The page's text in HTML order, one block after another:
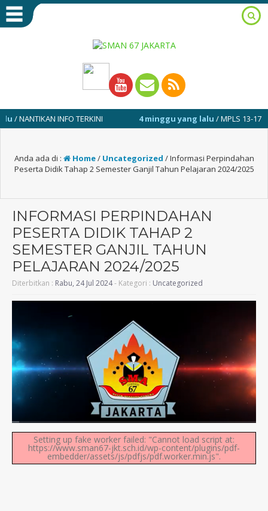
INFO TERKINI 4 minggu yang lalu/ MPLS 13-17 JULI
Anda ada di : Home/ Uncategorized /Informasi Perpindahan
Peserta Didik Tahap 2 Semester Ganjil Tahun Pelajaran 2024/2025
INFORMASI PERPINDAHAN
PESERTA DIDIK TAHAP 2
SEMESTER GANJIL TAHUN
PELAJARAN 2024/2025
Diterbitkan : Rabu, 24 Jul 2024- Kategori : Uncategorized
Setting up fake worker failed: "Cannot load script at:
https://www.sman67-jkt.sch.id/wp-content/plugins/pdf-
embedder/assets/js/pdfjs/pdf.worker.min.js".